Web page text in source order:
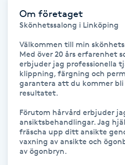
Healing
Herrklippning
HIFU
Hollywood Peel
Om företaget
Skönhetssalong i Linköping
Välkommen till min
Med över 20 års erfarenhet
erbjuder jag professionella
klippning, färgning och
garantera att du kommer
resultatet.
Förutom hårvård erbjuder
ansiktsbehandlingar. Jag
fräscha upp ditt ansikte
vaxning av ansikte och
av ögonbryn.